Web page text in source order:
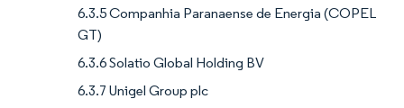
6.3.5 Companhia Paranaense de Energia (COPEL
GT)
6.3.6 Solatio Global Holding BV
6.3.7 Unigel Group plc